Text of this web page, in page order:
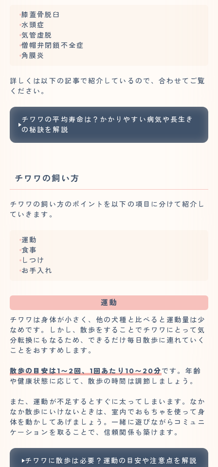
膝蓋骨脱臼
水頭症
気管虚脱
僧帽弁閉鎖不全症
角膜炎
詳しくは以下の記事で紹介しているので、合わせてご覧
ください。
チワワの平均寿命は？かかりやすい病気や長生き
の秘訣を解説
チワワの飼い方
チワワの飼い方のポイントを以下の項目に分けて紹介し
ていきます。
運動
食事
しつけ
お手入れ
運動
チワワは身体が小さく、他の犬種と比べると運動量は少
なめです。しかし、散歩をすることでチワワにとって気
分転換にもなるため、できるだけ毎日散歩に連れていく
ことをおすすめします。
散歩の目安は1〜2回、1回あたり10〜20分です。年齢
や健康状態に応じて、散歩の時間は調節しましょう。
また、運動が不足するとすぐに太ってしまいます。なか
なか散歩にいけないときは、室内でおもちゃを使って身
体を動かしてあげましょう。一緒に遊びながらコミュニ
ケーションを取ることで、信頼関係も築けます。
チワワに散歩は必要？運動の目安や注意点を解説